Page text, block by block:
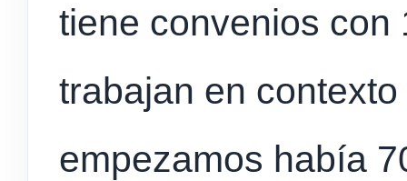
tiene convenios con
trabajan en
empezamos había